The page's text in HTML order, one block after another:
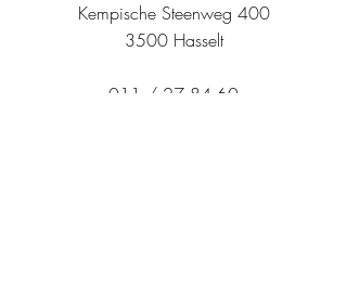
Kempische Steenweg 400
3500 Hasselt
011 / 27 84 60